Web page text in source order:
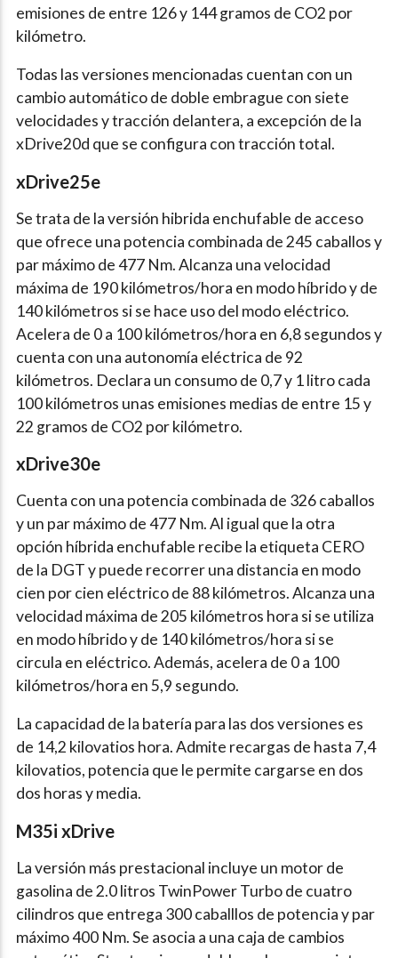
emisiones de entre 126 y 144 gramos de CO2 por
kilómetro.
Todas las versiones mencionadas cuentan con un
cambio automático de doble embrague con siete
velocidades y tracción delantera, a excepción de la
xDrive20d que se configura con tracción total.
xDrive25e
Se trata de la versión hibrida enchufable de acceso
que ofrece una potencia combinada de 245 caballos y
par máximo de 477 Nm. Alcanza una velocidad
máxima de 190 kilómetros/hora en modo híbrido y de
140 kilómetros si se hace uso del modo eléctrico.
Acelera de 0 a 100 kilómetros/hora en 6,8 segundos y
cuenta con una autonomía eléctrica de 92
kilómetros. Declara un consumo de 0,7 y 1 litro cada
100 kilómetros unas emisiones medias de entre 15 y
22 gramos de CO2 por kilómetro.
xDrive30e
Cuenta con una potencia combinada de 326 caballos
y un par máximo de 477 Nm. Al igual que la otra
opción híbrida enchufable recibe la etiqueta CERO
de la DGT y puede recorrer una distancia en modo
cien por cien eléctrico de 88 kilómetros. Alcanza una
velocidad máxima de 205 kilómetros hora si se utiliza
en modo híbrido y de 140 kilómetros/hora si se
circula en eléctrico. Además, acelera de 0 a 100
kilómetros/hora en 5,9 segundo.
La capacidad de la batería para las dos versiones es
de 14,2 kilovatios hora. Admite recargas de hasta 7,4
kilovatios, potencia que le permite cargarse en dos
dos horas y media.
M35i xDrive
La versión más prestacional incluye un motor de
gasolina de 2.0 litros TwinPower Turbo de cuatro
cilindros que entrega 300 caballlos de potencia y par
máximo 400 Nm. Se asocia a una caja de cambios